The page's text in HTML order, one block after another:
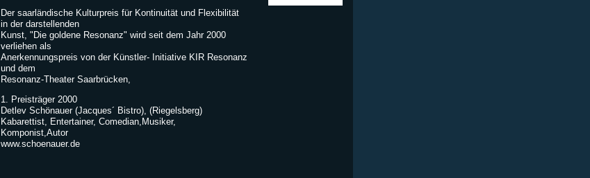
Der saarländische Kulturpreis für Kontinuität und Flexibilität
in der darstellenden
Kunst, "Die goldene Resonanz" wird seit dem Jahr 2000
verliehen als
Anerkennungspreis von der Künstler- Initiative KIR Resonanz
und dem
Resonanz-Theater Saarbrücken,
1. Preisträger 2000
Detlev Schönauer (Jacques´ Bistro), (Riegelsberg)
Kabarettist, Entertainer, Comedian,Musiker,
Komponist,Autor
www.schoenauer.de